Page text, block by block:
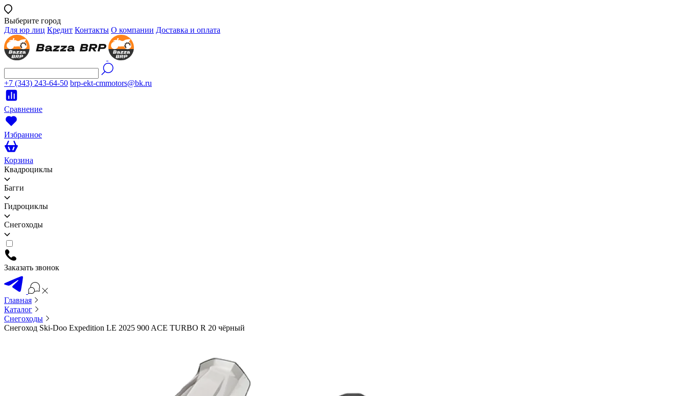
Выберите город
Для юр лиц Кредит Контакты О компании Доставка и оплата
+7 (343) 243-64-50 brp-ekt-cmmotors@bk.ru
Сравнение
Избранное
Корзина
Квадроциклы
Багги
Гидроциклы
Снегоходы
Заказать звонок
Главная
Каталог
Снегоходы
Снегоход Ski-Doo Expedition LE 2025 900 ACE TURBO R 20 чёрный